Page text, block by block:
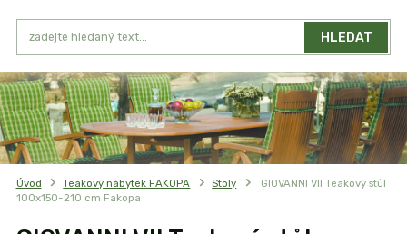
HLEDAT
Úvod Teakový nábytek FAKOPA Stoly
GIOVANNI VII Teakový stůl
100x150-210 cm Fakopa